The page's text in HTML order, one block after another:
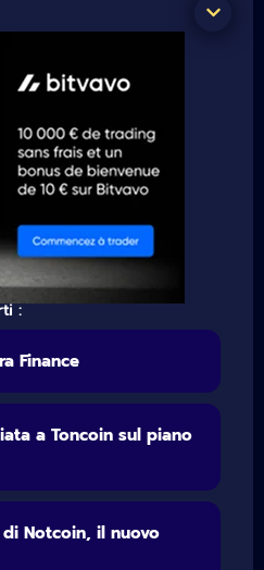
:
Finance
a Toncoin sul piano
Notcoin, il nuovo